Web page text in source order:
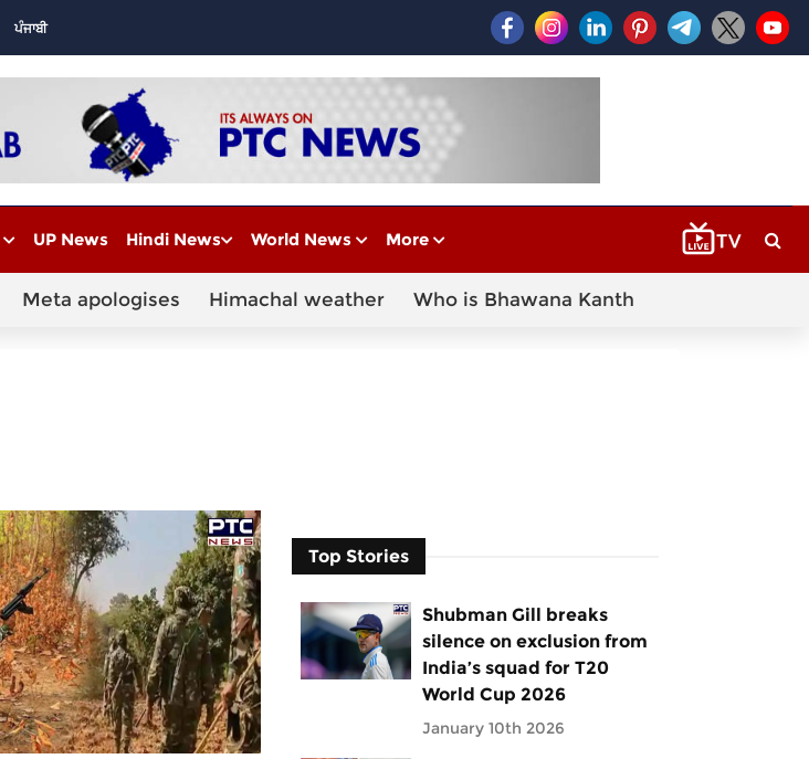
ਪੰਜਾਬੀ
UP News Hindi News World News More
Meta apologises Himachal weather Who is Bhawana Kanth
Top Stories
Shubman Gill breaks
silence on exclusion from
India’s squad for T20
World Cup 2026
January 10th 2026